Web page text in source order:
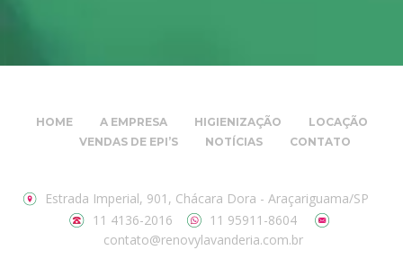
HOME A EMPRESA HIGIENIZAÇÃO
LOCAÇÃO
VENDAS DE EPI’S
NOTÍCIAS CONTATO
Estrada Imperial, 901, Chácara Dora - Araçariguama/SP
11 4136-2016
11 95911-8604
contato@renovylavanderia.com.br